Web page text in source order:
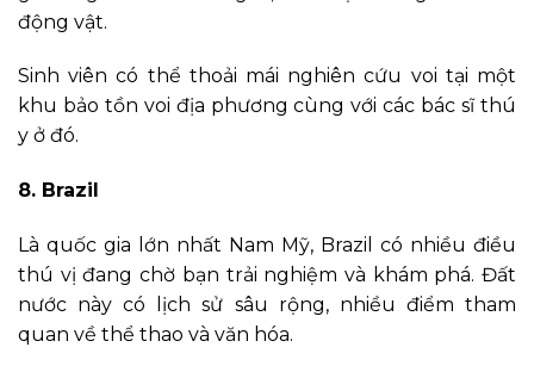
động vật.
Sinh viên có thể thoải mái nghiên cứu voi tại một
khu bảo tồn voi địa phương cùng với các bác sĩ thú
y ở đó.
8. Brazil
Là quốc gia lớn nhất Nam Mỹ, Brazil có nhiều điều
thú vị đang chờ bạn trải nghiệm và khám phá. Đất
nước này có lịch sử sâu rộng, nhiều điểm tham
quan về thể thao và văn hóa.